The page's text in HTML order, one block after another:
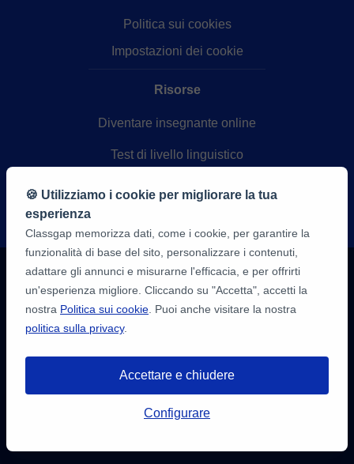
di 20 minuti per trovare un insegnante.
Politica sui cookies
Impostazioni dei cookie
Risorse
Diventare insegnante online
Test di livello linguistico
Lezioni di inglese online
🍪 Utilizziamo i cookie per migliorare la tua
esperienza
Classgap memorizza dati, come i cookie, per garantire la
funzionalità di base del sito, personalizzare i contenuti,
adattare gli annunci e misurarne l'efficacia, e per offrirti
un'esperienza migliore. Cliccando su "Accetta", accetti la
nostra Politica sui cookie . Puoi anche visitare la nostra
politica sulla privacy.
Accettare e chiudere
Configurare